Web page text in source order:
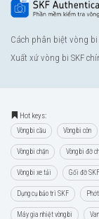
Cách phân biệt vòng bi
Xuất xứ vòng bi SKF
Hot keys:
Vòng bi cầu Vòng bi côn
Vòng bi chặn Vòng bi đỡ
Vòng bi xe tải Gối đỡ SKF
Dụng cụ bảo trì SKF
Máy gia nhiệt vòng bi